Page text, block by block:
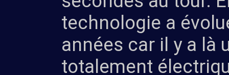
technologie a
années car il y a là
totalement